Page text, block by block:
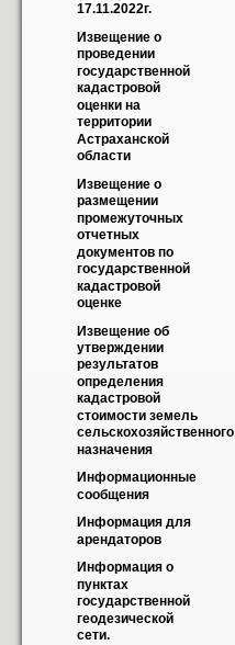
17.11.2022г.
Извещение о
проведении
государственной
кадастровой
оценки на
территории
Астраханской
области
Извещение о
размещении
промежуточных
отчетных
документов по
государственной
кадастровой
оценке
Извещение об
утверждении
результатов
определения
кадастровой
стоимости земель
сельскохозяйственного
назначения
Информационные
сообщения
Информация для
арендаторов
Информация о
пунктах
государственной
геодезической
сети.